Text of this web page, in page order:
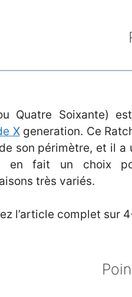
Quatre Soixante)
Xgeneration. Ce
son périmètre, et il a
en fait un choix
très variés.
l’article complet sur